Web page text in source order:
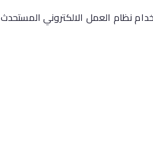
نظام العمل الالكتروني المستحدث